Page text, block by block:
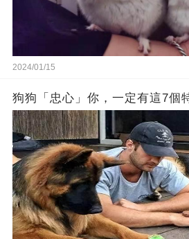
2024/01/15
狗狗「忠心」你，一定有這7個